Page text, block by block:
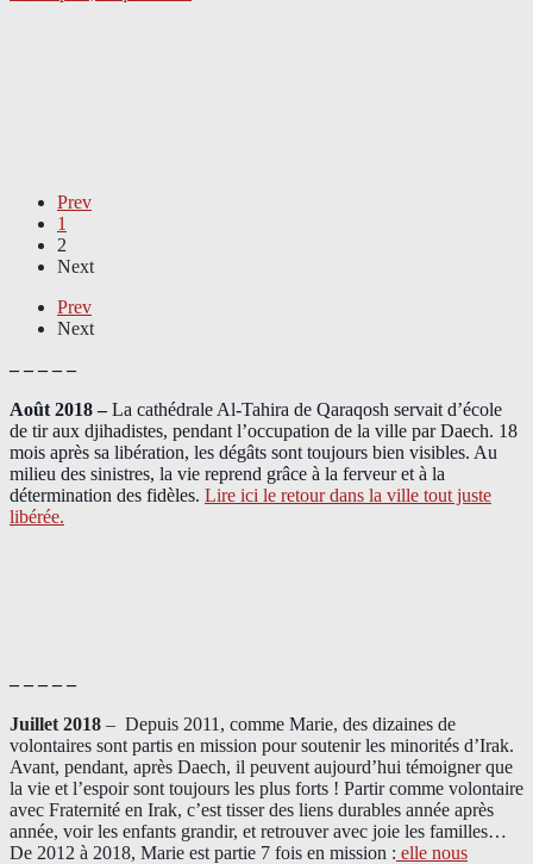
Prev
1
2
Next
Prev
Next
– – – – –
Août 2018–La cathédrale Al-Tahira de Qaraqosh servait d’école
de tir aux djihadistes, pendant l’occupation de la ville par Daech. 18
mois après sa libération, les dégâts sont toujours bien visibles. Au
milieu des sinistres, la vie reprend grâce à la ferveur et à la
détermination des fidèles. Lire ici le retour dans la ville tout juste
libérée.
– – – – –
Juillet 2018 – Depuis 2011, comme Marie, des dizaines de
volontaires sont partis en mission pour soutenir les minorités d’Irak.
Avant, pendant, après Daech, il peuvent aujourd’hui témoigner que
la vie et l’espoir sont toujours les plus forts ! Partir comme volontaire
avec Fraternité en Irak, c’est tisser des liens durables année après
année, voir les enfants grandir, et retrouver avec joie les familles…
De 2012 à 2018, Marie est partie 7 fois en mission : elle nous